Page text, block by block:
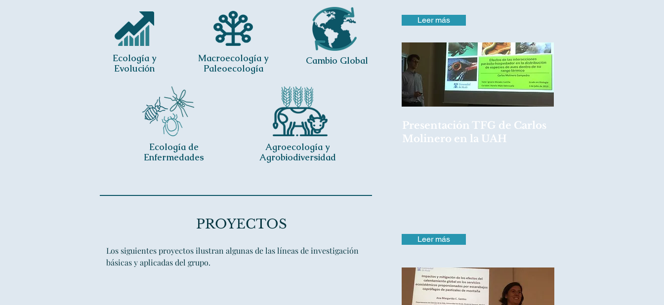
Ecología y
Evolución
Macroecología y
Paleoecología
Cambio Global
Ecología de
Enfermedades
Agroecología y
Agrobiodiversidad
PROYECTOS
Los siguientes proyectos ilustran algunas de las líneas de investigación
básicas y aplicadas del grupo.
Leer más
Presentación TFG de Carlos
Molinero en la UAH
Leer más